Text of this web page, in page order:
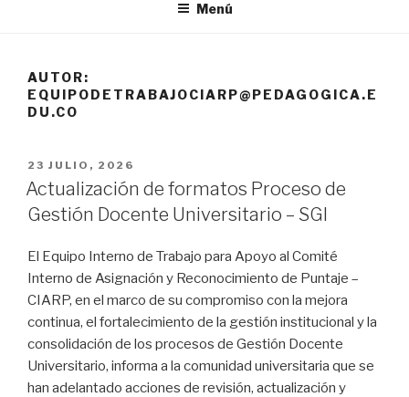
Menú
AUTOR:
EQUIPODETRABAJOCIARP@PEDAGOGICA.E
DU.CO
PUBLICADO
EL
23 JULIO, 2026
Actualización de formatos Proceso de
Gestión Docente Universitario – SGI
El Equipo Interno de Trabajo para Apoyo al Comité
Interno de Asignación y Reconocimiento de Puntaje –
CIARP, en el marco de su compromiso con la mejora
continua, el fortalecimiento de la gestión institucional y la
consolidación de los procesos de Gestión Docente
Universitario, informa a la comunidad universitaria que se
han adelantado acciones de revisión, actualización y